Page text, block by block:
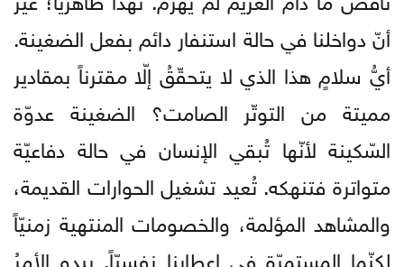
أنّ دواخلنا في حالة استنفار دائم بفعل الضغينة.
أيُّ سلامٍ هذا الذي لا يتحقّقُ إلّا مقترناً بمقادير
مميتة من التوتّر الصامت؟ الضغينة عدوّة
السّكينة لأنّها تُبقي الإنسان في حالة دفاعيّة
متواترة فتنهكه. تُعيد تشغيل الحوارات القديمة،
والمشاهد المؤلمة، والخصومات المنتهية زمنيّاً
لكنّما المستمرّة في إعطابِنا نفسيّاً. يبدو الأمرُ